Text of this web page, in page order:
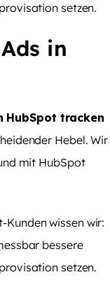
setzen.
in
HubSpot tracken
Hebel. Wir
mit HubSpot
wissen wir:
bessere
setzen.